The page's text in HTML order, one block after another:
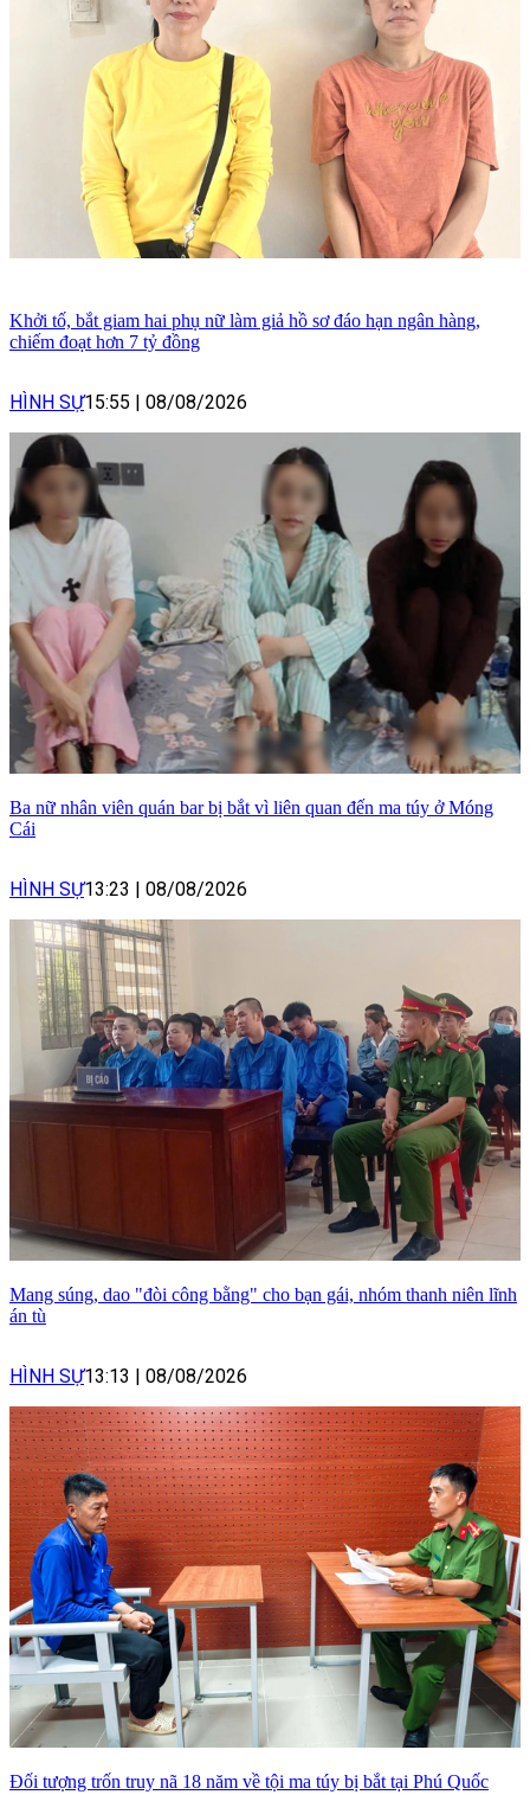
Khởi tố, bắt giam hai phụ nữ làm giả hồ sơ đáo hạn ngân hàng,
chiếm đoạt hơn 7 tỷ đồng
HÌNH SỰ15:55 | 08/08/2026
Ba nữ nhân viên quán bar bị bắt vì liên quan đến ma túy ở Móng
Cái
HÌNH SỰ13:23 | 08/08/2026
Mang súng, dao "đòi công bằng" cho bạn gái, nhóm thanh niên lĩnh
án tù
HÌNH SỰ13:13 | 08/08/2026
Đối tượng trốn truy nã 18 năm về tội ma túy bị bắt tại Phú Quốc